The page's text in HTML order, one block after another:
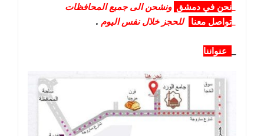
نحن في دمشق ونشحن الى جميع المحافظات
تواصل معنا للحجز خلال نفس اليوم .
عنواننا